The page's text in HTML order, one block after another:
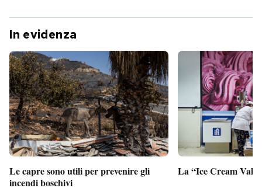
In evidenza
Le capre sono utili per prevenire gli
incendi boschivi
La “Ice Cream